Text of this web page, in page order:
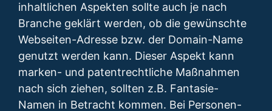
inhaltlichen Aspekten sollte auch je nach
Branche geklärt werden, ob die gewünschte
Webseiten-Adresse bzw. der Domain-Name
genutzt werden kann. Dieser Aspekt kann
marken- und patentrechtliche Maßnahmen
nach sich ziehen, sollten z.B. Fantasie-
Namen in Betracht kommen. Bei Personen-